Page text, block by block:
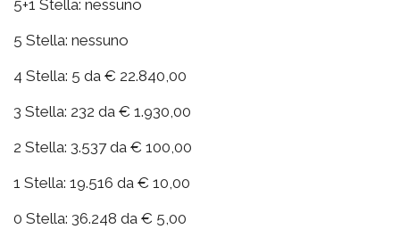
5+1 Stella: nessuno
5 Stella: nessuno
4 Stella: 5 da € 22.840,00
3 Stella: 232 da € 1.930,00
2 Stella: 3.537 da € 100,00
1 Stella: 19.516 da € 10,00
0 Stella: 36.248 da € 5,00